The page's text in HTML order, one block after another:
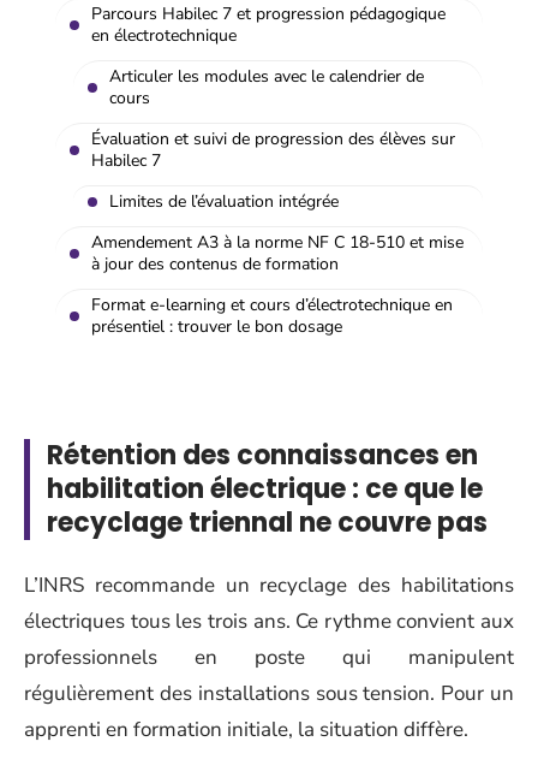
Parcours Habilec 7 et progression pédagogique
en électrotechnique
Articuler les modules avec le calendrier de
cours
Évaluation et suivi de progression des élèves sur
Habilec 7
Limites de l’évaluation intégrée
Amendement A3 à la norme NF C 18-510 et mise
à jour des contenus de formation
Format e-learning et cours d’électrotechnique en
présentiel : trouver le bon dosage
Rétention des connaissances en
habilitation électrique : ce que le
recyclage triennal ne couvre pas
L’INRS recommande un recyclage des habilitations
électriques tous les trois ans. Ce rythme convient aux
professionnels en poste qui manipulent
régulièrement des installations sous tension. Pour un
apprenti en formation initiale, la situation diffère.